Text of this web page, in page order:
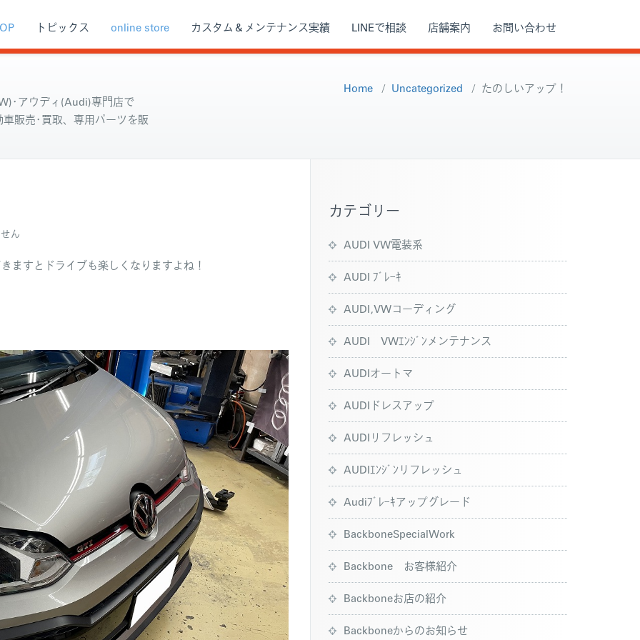
トピックス online store カスタム＆メンテナンス実績 LINEで相談 店舗案内 お問い合わせ
･アウディ(Audi)専門店で
販売･買取、専用パーツを販
Home / Uncategorized / たのしいアップ！
ん
ますとドライブも楽しくなりますよね！
カテゴリー
AUDI VW電装系
AUDI ﾌﾞﾚｰｷ
AUDI,VWコーディング
AUDI VWｴﾝｼﾞﾝメンテナンス
AUDIオートマ
AUDIドレスアップ
AUDIリフレッシュ
AUDIｴﾝｼﾞﾝリフレッシュ
Audiﾌﾞﾚｰｷアップグレード
BackboneSpecialWork
Backbone お客様紹介
Backboneお店の紹介
Backboneからのお知らせ